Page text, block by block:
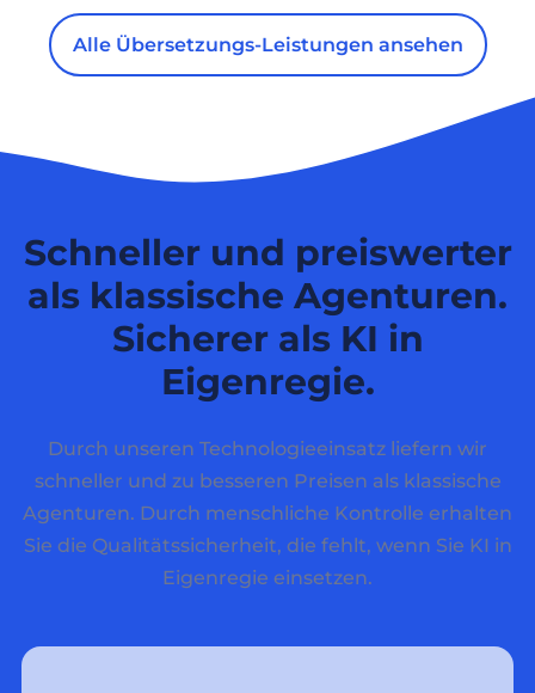
Alle Übersetzungs-Leistungen ansehen
Schneller und preiswerter
als klassische Agenturen.
Sicherer als KI in
Eigenregie.
Durch unseren Technologieeinsatz liefern wir
schneller und zu besseren Preisen als klassische
Agenturen. Durch menschliche Kontrolle erhalten
Sie die Qualitätssicherheit, die fehlt, wenn Sie KI in
Eigenregie einsetzen.